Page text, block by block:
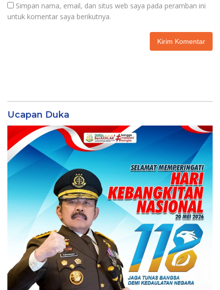
Simpan nama, email, dan situs web saya pada peramban ini
untuk komentar saya berikutnya.
Ucapan Duka